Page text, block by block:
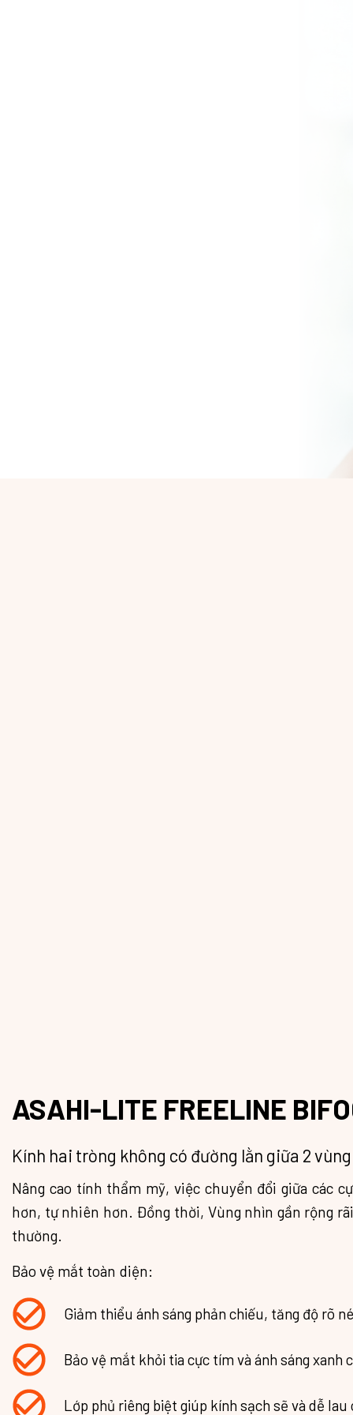
ASAHI-LITE FREELINE
Kính hai tròng không có đường lằn giữa 2
Nâng cao tính thẩm mỹ, việc chuyển đổi giữa các
hơn, tự nhiên hơn. Đồng thời, Vùng nhìn gần rộng
thường.
Bảo vệ mắt toàn diện:
Giảm thiểu ánh sáng phản chiếu, tăng độ rõ
Bảo vệ mắt khỏi tia cực tím và ánh sáng xanh
Lớp phủ riêng biệt giúp kính sạch sẽ và dễ lau